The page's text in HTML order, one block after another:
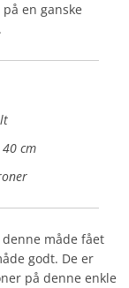
en ganske
cm
måde fået
godt. De er
på denne enkle